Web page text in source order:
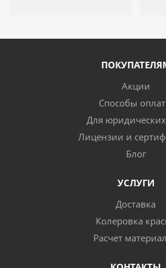
Акции
Способы
Для
Лицензии и
Блог
УСЛУГИ
Доставка
Колеровка
Расчет